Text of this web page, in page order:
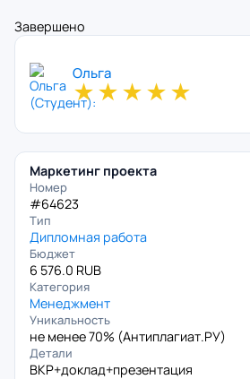
Завершено
Ольга
★★★★★
Маркетинг проекта
Номер
#64623
Тип
Дипломная работа
Бюджет
6 576.0 RUB
Категория
Менеджмент
Уникальность
не менее 70% (Антиплагиат.РУ)
Детали
ВКР+доклад+презентация